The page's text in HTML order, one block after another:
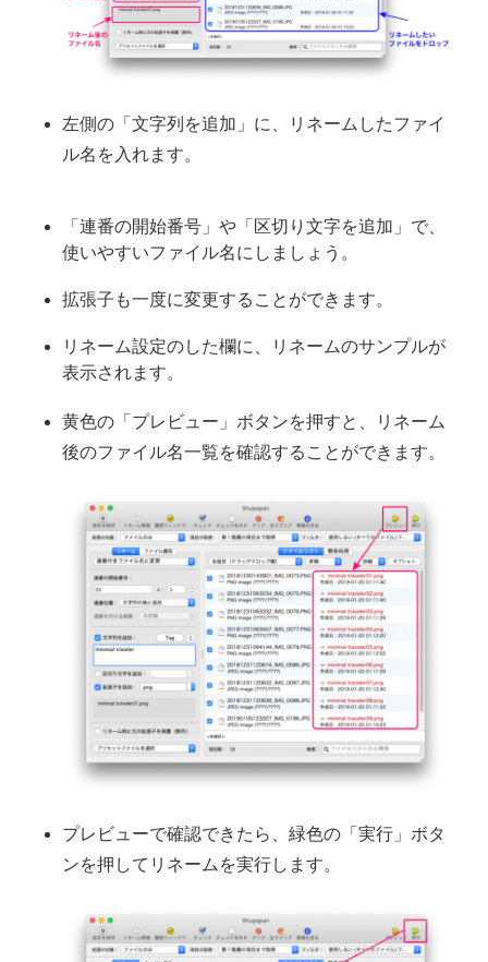
左側の「文字列を追加」に、リネームしたファイ
ル名を入れます。
「連番の開始番号」や「区切り文字を追加」で、
使いやすいファイル名にしましょう。
拡張子も一度に変更することができます。
リネーム設定のした欄に、リネームのサンプルが
表示されます。
黄色の「プレビュー」ボタンを押すと、リネーム
後のファイル名一覧を確認することができます。
プレビューで確認できたら、緑色の「実行」ボタ
ンを押してリネームを実行します。